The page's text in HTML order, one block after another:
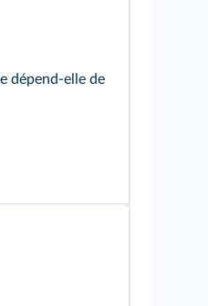
dépend-elle de